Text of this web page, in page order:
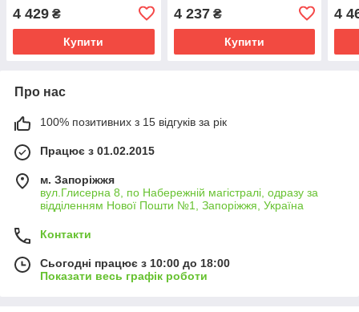
4 429 ₴
Купити
4 237₴
Купити
4
Про нас
100% позитивних з 15 відгуків за рік
Працює з 01.02.2015
м. Запоріжжя
вул.Глисерна 8, по Набережній магістралі, одразу за
відділенням Нової Пошти №1, Запоріжжя, Україна
Контакти
Сьогодні працює з 10:00 до 18:00
Показати весь графік роботи